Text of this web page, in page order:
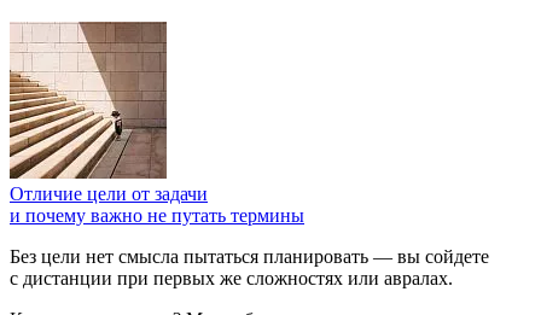
Отличие цели от задачи
и почему важно не путать термины
Без цели нет смысла пытаться планировать — вы сойдете
с дистанции при первых же сложностях или авралах.